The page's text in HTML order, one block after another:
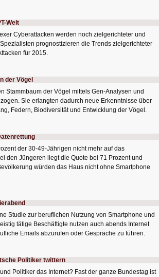
Welt
Cyberattacken werden noch zielgerichteter und
prognostizieren die Trends zielgerichteter
für 2015.
der Vögel
Stammbaum der Vögel mittels Gen-Analysen und
Sie erlangten dadurch neue Erkenntnisse über
Federn, Biodiversität und Entwicklung der Vögel.
der 30-49-Jährigen nicht mehr auf das
den Jüngeren liegt die Quote bei 71 Prozent und
würden das Haus nicht ohne Smartphone
Studie zur beruflichen Nutzung von Smartphone und
tätige Beschäftigte nutzen auch abends Internet
Emails abzurufen oder Gespräche zu führen.
Politiker twittern
Politiker das Internet? Fast der ganze Bundestag ist